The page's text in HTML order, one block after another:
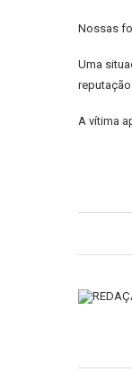
Nossas
Uma
A vítima